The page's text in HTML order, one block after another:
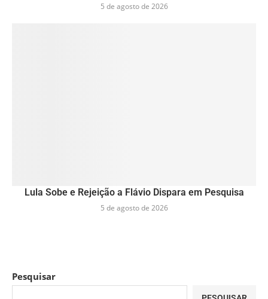
5 de agosto de 2026
Lula Sobe e Rejeição a Flávio Dispara em Pesquisa
5 de agosto de 2026
Pesquisar